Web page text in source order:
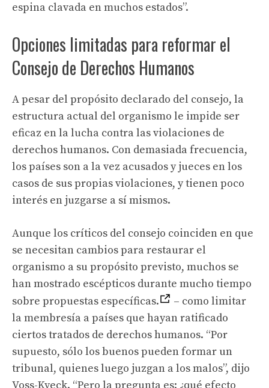
espina clavada en muchos estados”.
Opciones limitadas para reformar el
Consejo de Derechos Humanos
A pesar del propósito declarado del consejo, la
estructura actual del organismo le impide ser
eficaz en la lucha contra las violaciones de
derechos humanos. Con demasiada frecuencia,
los países son a la vez acusados ​​y jueces en los
casos de sus propias violaciones, y tienen poco
interés en juzgarse a sí mismos.
Aunque los críticos del consejo coinciden en que
se necesitan cambios para restaurar el
organismo a su propósito previsto, muchos se
han mostrado escépticos durante mucho tiempo
sobre propuestas específicas.
– como limitar
la membresía a países que hayan ratificado
ciertos tratados de derechos humanos. “Por
supuesto, sólo los buenos pueden formar un
tribunal, quienes luego juzgan a los malos”, dijo